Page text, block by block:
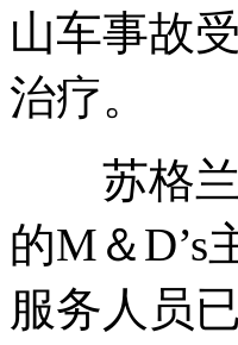
山车事故
治疗。
苏格兰
的M＆D’s
服务人员